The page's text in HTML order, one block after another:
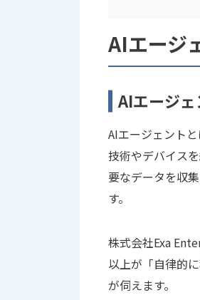
AIエージ
AIエージ
AIエージェント
技術やデバイス
要なデータを収
す。
株式会社Exa
以上が「自律的
が伺えます。